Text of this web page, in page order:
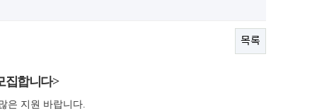
목록
집합니다>
은 지원 바랍니다.